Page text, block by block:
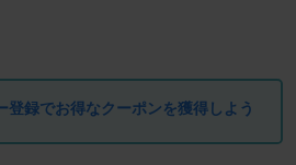
録でお得なクーポンを獲得しよう